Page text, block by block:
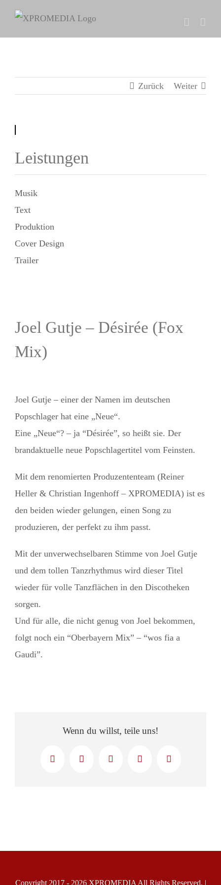
Zum
Zurück Weiter
Leistungen
Musik
Text
Produktion
Cover Design
Trailer
Joel Gutje – Désirée (Fox
Mix)
Joel Gutje – einer der Namen im deutschen
Popschlager hat eine „Neue“.
Eine „Neue“? – ja “Désirée”, so heißt sie. Der
brandaktuelle neue Popschlagertitel vom Feinsten.
Mit dem renomierten Produzententeam (Reiner
Heller & Christian Ingenhoff – XPROMEDIA) ist es
den beiden wieder gelungen, einen Song zu
produzieren, der perfekt zu ihm passt.
Mit der unverwechselbaren Stimme von Joel Gutje
und dem tollen Tanzrhythmus wird dieser Titel
wieder für volle Tanzflächen in den Discotheken
sorgen.
Und für alle, die nicht genug von Joel bekommen,
folgt noch ein “Oberbayern Mix” – “wos fia a
Gaudi”.
Wenn du willst, teile uns!
Facebook
X LinkedInWhatsApp
E-
Copyright 2017 - 2026 XPROMEDIA All Rights Reserved. |